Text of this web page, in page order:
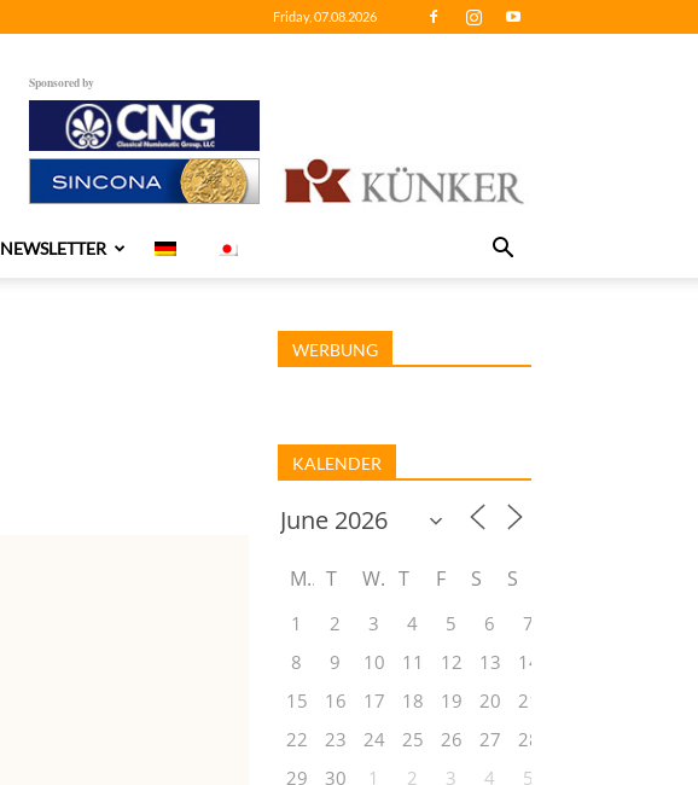
Friday, 07.08.2026
Sponsored by
NEWSLETTER
WERBUNG
KALENDER
M T W T F S S
1 2 3 4 5 6
7
8
9 10 11 12 13
14
15
16 17 18 19 20
21
22
23 24 25 26 27
28
29
30 1 2 3 4 5